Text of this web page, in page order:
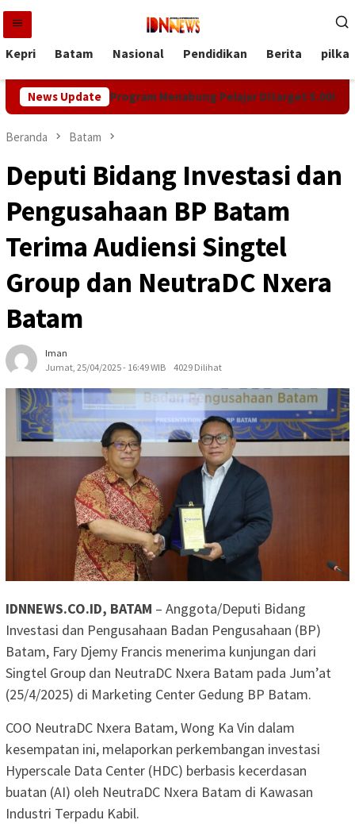
Loncat
konten
Kepri Batam Nasional Pendidikan Berita
News Update
Kepri, Program Menabung Pelajar Ditarget 5.000 Rekening
Beranda Batam
Deputi Bidang Investasi dan
Pengusahaan BP Batam
Terima Audiensi Singtel
Group dan NeutraDC Nxera
Batam
Iman
Jumat, 25/04/2025 - 16:49 WIB
4029 Dilihat
IDNNEWS.CO.ID, BATAM – Anggota/Deputi Bidang
Investasi dan Pengusahaan Badan Pengusahaan (BP)
Batam, Fary Djemy Francis menerima kunjungan dari
Singtel Group dan NeutraDC Nxera Batam pada Jum’at
(25/4/2025) di Marketing Center Gedung BP Batam.
COO NeutraDC Nxera Batam, Wong Ka Vin dalam
kesempatan ini, melaporkan perkembangan investasi
Hyperscale Data Center (HDC) berbasis kecerdasan
buatan (AI) oleh NeutraDC Nxera Batam di Kawasan
Industri Terpadu Kabil.